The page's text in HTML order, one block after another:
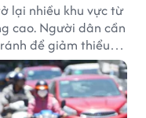
lại nhiều khu vực từ
cao. Người dân cần
để giảm thiểu